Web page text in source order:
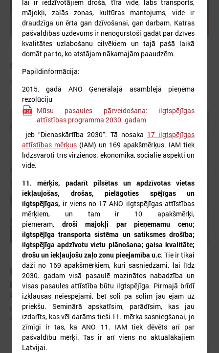
2026. gada 09. jūlijs
Sumināti Latvijas labākie tirgotāji
2026. gada 09. jūlijs
LPS: apreibinošu vielu ietekmē esošu bērnu
profilakses iestādi nedrīkst slēgt bez droša
alternatīva risinājuma
LPS: apreibinošu vielu ietekmē esošu bērnu profilakses iestādi nedrīkst
slēgt bez droša alternatīva risinājuma
lai ir iedzīvotājiem droša, tīra vide, labs transports,
mājokļi, zaļās zonas, kultūras mantojums, vide ir
draudzīga un ērta gan dzīvošanai, gan darbam. Katras
pašvaldības uzdevums ir nenogurstoši gādāt par dzīves
kvalitātes uzlabošanu cilvēkiem un tajā pašā laikā
domāt par to, ko atstājam nākamajām paaudzēm.
Papildinformācija:
2015. gadā ANO Ģenerālajā asamblejā pieņēma
rezolūciju
Mūsu pasaules pārveidošana: ilgtspējīgas
attīstības programma 2030. gadam
jeb “Dienaskārtība 2030”. Tā nosaka 17 ilgtspējīgas
attīstības mērķus (IAM) un 169 apakšmērķus. IAM tiek
līdzsvaroti trīs virzienos: ekonomika, sociālie aspekti un
vide.
11. mērķis,
padarīt pilsētas un apdzīvotas vietas
iekļaujošas, drošas, pielāgoties spējīgas un
ilgtspējīgas, ir viens no 17 ANO ilgtspējīgas attīstības
mērķiem, un tam ir 10 apakšmērķi,
piemēram, droši mājokļi par pieņemamu cenu;
ilgtspējīga transporta sistēma un satiksmes drošība;
ilgtspējīga apdzīvotu vietu plānošana; gaisa kvalitāte;
drošu un iekļaujošu zaļo zonu pieejamība u.c. Tie ir tikai
daži no 169 apakšmērķiem, kuri sasniedzami, lai līdz
2030. gadam visā pasaulē mazinātos nabadzība un
visas pasaules attīstība būtu ilgtspējīga. Pirmajā brīdī
izklausās neiespējami, bet soli pa solim jau ejam uz
priekšu. Seminārā apskatīsim, parādīsim, kas jau
izdarīts, kas vēl darāms tieši 11. mērķa sasniegšanai, jo
zīmīgi ir tas, ka ANO 11. IAM tiek dēvēts arī par
pašvaldību mērķi. Tas ir arī viens no aktuālākajiem
Latvijai.